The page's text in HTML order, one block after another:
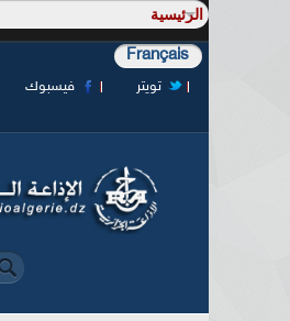
Français
فيسبوك
تويتر